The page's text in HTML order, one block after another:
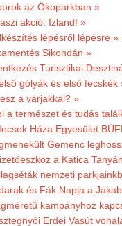
az Ökoparkban »
akció: Izland! »
lépésről lépésre »
Sikondán »
Turisztikai
gólyák és első fecskék
a varjakkal? »
a természet és tudás
Háza Egyesület
Gemenc
a Katica
nemzeti
és Fák Napja a
kampányhoz
Erdei Vasút